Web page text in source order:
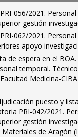
056/2021.
gestión
062/2021.
apoyo
de espera en el
temporal.
Medicina-
puesto y
PRI-042/2021.
gestión
de Aragón